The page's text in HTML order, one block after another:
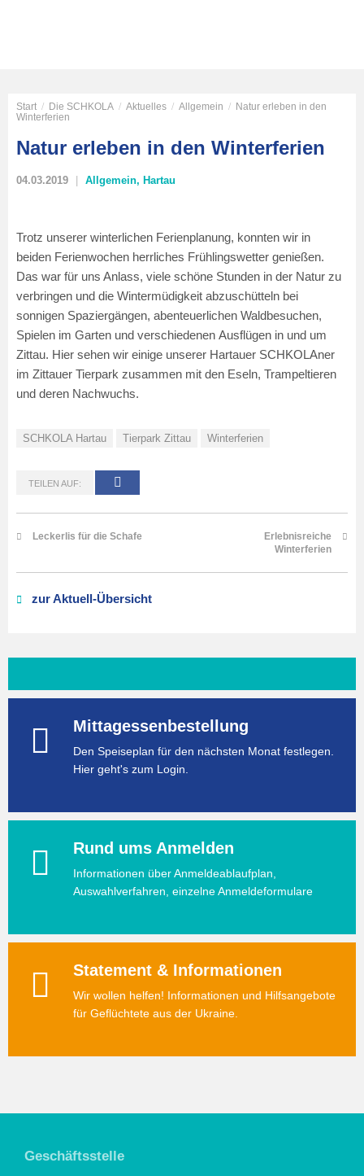
Start / Die SCHKOLA / Aktuelles / Allgemein / Natur erleben in den
Winterferien
Natur erleben in den Winterferien
04.03.2019 Allgemein, Hartau
Trotz unserer winterlichen Ferienplanung, konnten wir in
beiden Ferienwochen herrliches Frühlingswetter genießen.
Das war für uns Anlass, viele schöne Stunden in der Natur zu
verbringen und die Wintermüdigkeit abzuschütteln bei
sonnigen Spaziergängen, abenteuerlichen Waldbesuchen,
Spielen im Garten und verschiedenen Ausflügen in und um
Zittau. Hier sehen wir einige unserer Hartauer SCHKOLAner
im Zittauer Tierpark zusammen mit den Eseln, Trampeltieren
und deren Nachwuchs.
SCHKOLA Hartau Tierpark Zittau Winterferien
TEILEN AUF:
Leckerlis für die Schafe
Erlebnisreiche
Winterferien
zur Aktuell-Übersicht
Mittagessenbestellung
Den Speiseplan für den nächsten Monat festlegen.
Hier geht's zum Login.
Rund ums Anmelden
Informationen über Anmeldeablaufplan,
Auswahlverfahren, einzelne Anmeldeformulare
Statement & Informationen
Wir wollen helfen! Informationen und Hilfsangebote
für Geflüchtete aus der Ukraine.
Geschäftsstelle